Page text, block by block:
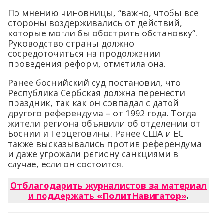
По мнению чиновницы, “важно, чтобы все
стороны воздерживались от действий,
которые могли бы обострить обстановку”.
Руководство страны должно
сосредоточиться на продолжении
проведения реформ, отметила она.
Ранее боснийский суд постановил, что
Республика Сербская должна перенести
праздник, так как он совпадал с датой
другого референдума – от 1992 года. Тогда
жители региона объявили об отделении от
Боснии и Герцеговины. Ранее США и ЕС
также высказывались против референдума
и даже угрожали региону санкциями в
случае, если он состоится.
Отблагодарить журналистов за материал
и поддержать «ПолитНавигатор».